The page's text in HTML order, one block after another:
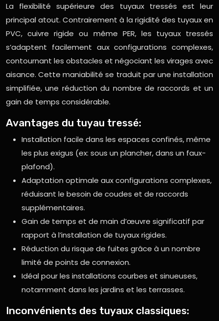
La flexibilité supérieure des tuyaux tressés est leur
principal atout. Contrairement à la rigidité des tuyaux en
PVC, cuivre rigide ou même PER, les tuyaux tressés
s’adaptent facilement aux configurations complexes,
contournant les obstacles et négociant les virages avec
aisance. Cette maniabilité se traduit par une installation
simplifiée, une réduction du nombre de raccords et un
gain de temps considérable.
Avantages du tuyau tressé:
Installation facile dans les espaces confinés, même
les plus exigus (ex: sous un plancher, dans un faux-
plafond).
Adaptation optimale aux configurations complexes,
réduisant le besoin de coudes et de raccords
supplémentaires.
Gain de temps et de main d’œuvre significatif par
rapport à l’installation de tuyaux rigides.
Réduction du risque de fuites grâce à un nombre
limité de points de connexion.
Idéal pour les installations courbes et sinueuses,
notamment dans les jardins et les terrasses.
Inconvénients des tuyaux classiques: